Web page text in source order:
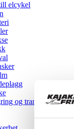
elcykel
og transport